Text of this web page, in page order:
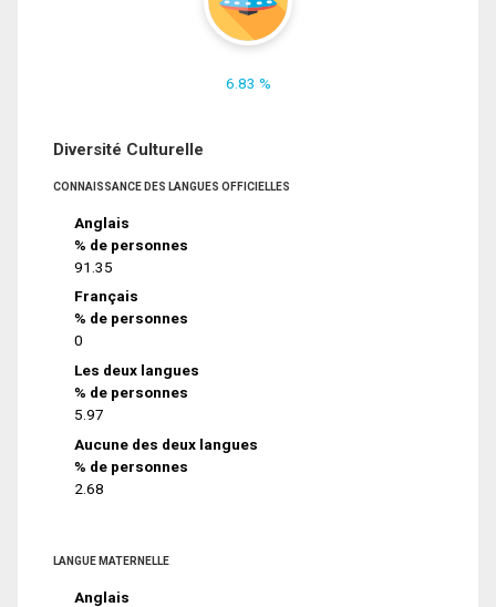
6.83 %
Diversité Culturelle
CONNAISSANCE DES LANGUES OFFICIELLES
Anglais
% de personnes
91.35
Français
% de personnes
0
Les deux langues
% de personnes
5.97
Aucune des deux langues
% de personnes
2.68
LANGUE MATERNELLE
Anglais